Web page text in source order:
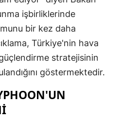
işbirliklerinde
bir kez daha
Türkiye'nin hava
stratejisinin
göstermektedir.